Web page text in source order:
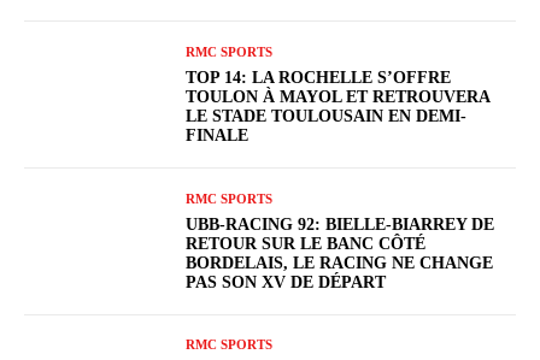
RMC SPORTS
TOP 14: LA ROCHELLE S’OFFRE
TOULON À MAYOL ET RETROUVERA
LE STADE TOULOUSAIN EN DEMI-
FINALE
RMC SPORTS
UBB-RACING 92: BIELLE-BIARREY DE
RETOUR SUR LE BANC CÔTÉ
BORDELAIS, LE RACING NE CHANGE
PAS SON XV DE DÉPART
RMC SPORTS